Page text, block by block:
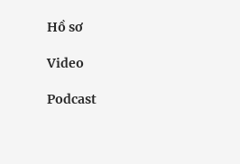
Hồ sơ
Video
Podcast